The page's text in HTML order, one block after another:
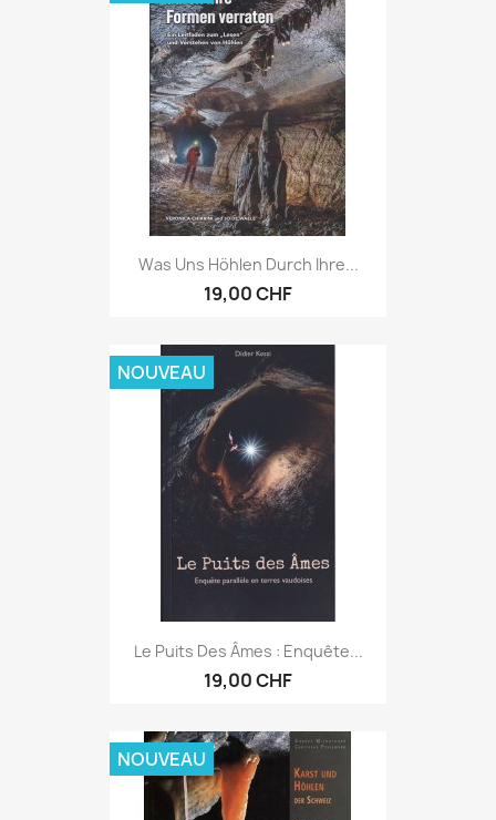
Was Uns Höhlen Durch Ihre...
19,00 CHF
Le Puits Des Âmes : Enquête...
19,00 CHF
NOUVEAU
NOUVEAU